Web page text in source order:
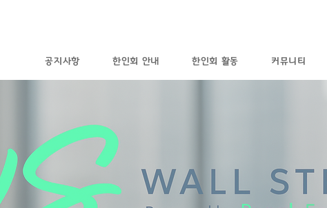
공지사항 한인회 안내 한인회 활동 커뮤니티